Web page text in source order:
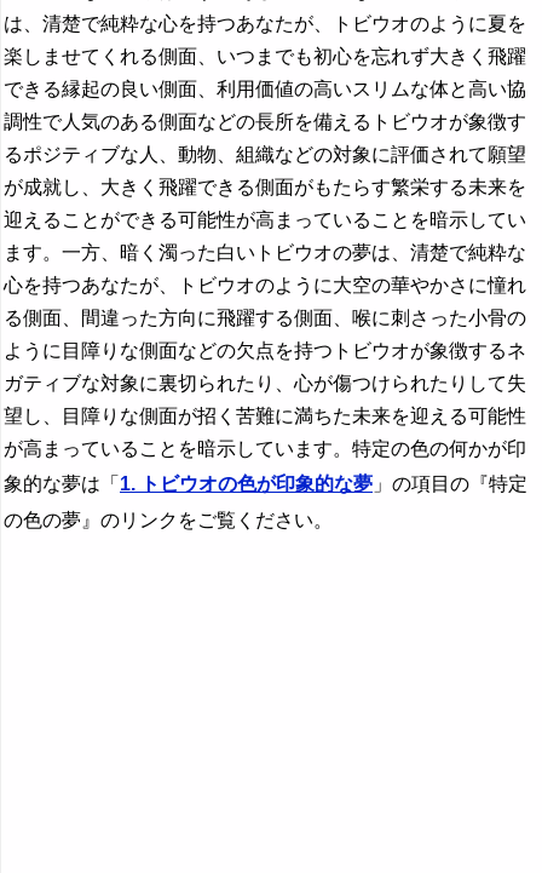
は、清楚で純粋な心を持つあなたが、トビウオのように夏を
楽しませてくれる側面、いつまでも初心を忘れず大きく飛躍
できる縁起の良い側面、利用価値の高いスリムな体と高い協
調性で人気のある側面などの長所を備えるトビウオが象徴す
るポジティブな人、動物、組織などの対象に評価されて願望
が成就し、大きく飛躍できる側面がもたらす繁栄する未来を
迎えることができる可能性が高まっていることを暗示してい
ます。一方、暗く濁った白いトビウオの夢は、清楚で純粋な
心を持つあなたが、トビウオのように大空の華やかさに憧れ
る側面、間違った方向に飛躍する側面、喉に刺さった小骨の
ように目障りな側面などの欠点を持つトビウオが象徴するネ
ガティブな対象に裏切られたり、心が傷つけられたりして失
望し、目障りな側面が招く苦難に満ちた未来を迎える可能性
が高まっていることを暗示しています。特定の色の何かが印
象的な夢は「 1. トビウオの色が印象的な夢 」の項目の『特定
の色の夢』のリンクをご覧ください。